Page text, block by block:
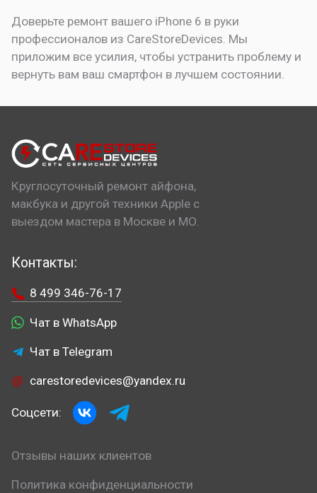
Доверьте ремонт вашего iPhone 6 в руки
профессионалов из CareStoreDevices. Мы
приложим все усилия, чтобы устранить проблему и
вернуть вам ваш смартфон в лучшем состоянии.
Круглосуточный ремонт айфона,
макбука и другой техники Apple с
выездом мастера в Москве и МО.
Контакты:
8 499 346-76-17
Чат в WhatsApp
Чат в Telegram
carestoredevices@yandex.ru
Соцсети:
Отзывы наших клиентов
Политика конфиденциальности